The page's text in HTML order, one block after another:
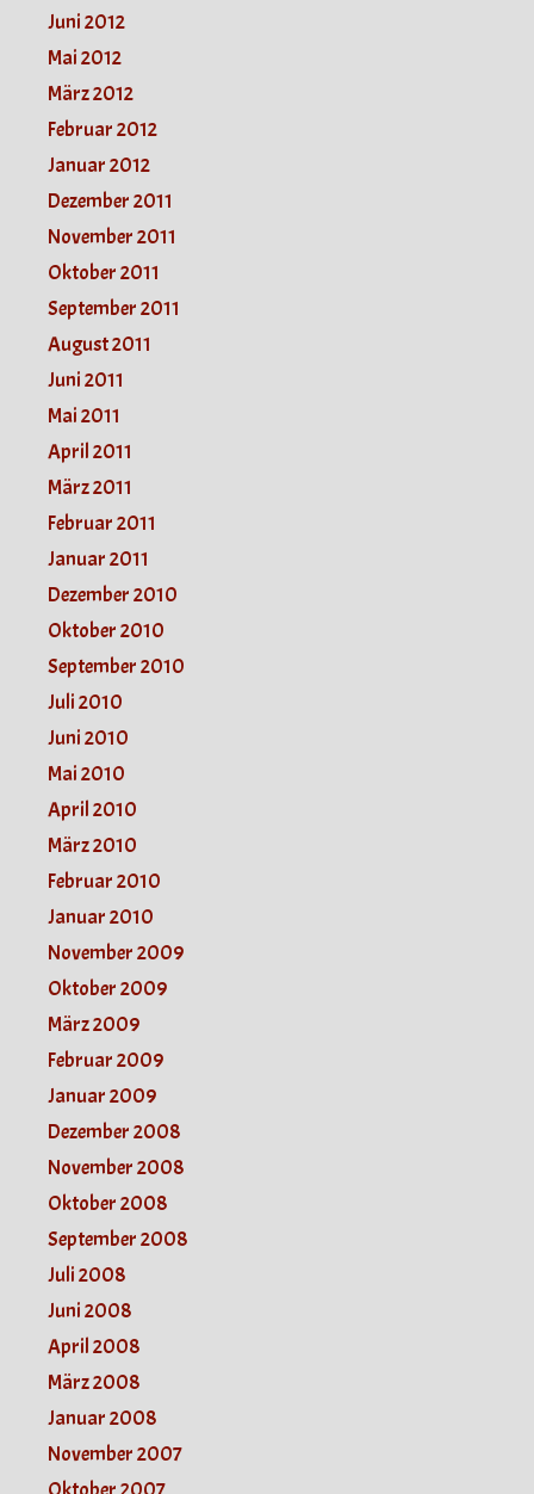
Juni 2012
Mai 2012
März 2012
Februar 2012
Januar 2012
Dezember 2011
November 2011
Oktober 2011
September 2011
August 2011
Juni 2011
Mai 2011
April 2011
März 2011
Februar 2011
Januar 2011
Dezember 2010
Oktober 2010
September 2010
Juli 2010
Juni 2010
Mai 2010
April 2010
März 2010
Februar 2010
Januar 2010
November 2009
Oktober 2009
März 2009
Februar 2009
Januar 2009
Dezember 2008
November 2008
Oktober 2008
September 2008
Juli 2008
Juni 2008
April 2008
März 2008
Januar 2008
November 2007